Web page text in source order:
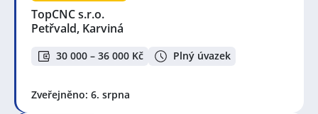
TopCNC s.r.o.
Petřvald, Karviná
30 000 – 36 000 Kč Plný úvazek
Zveřejněno: 6. srpna